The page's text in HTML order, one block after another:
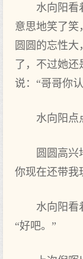
水向阳看
意思地笑了笑
圆圆的忘性
了，不过她
说：“哥哥你
水向阳点
圆圆高兴
你现在还带我
水向阳看
“好吧。”